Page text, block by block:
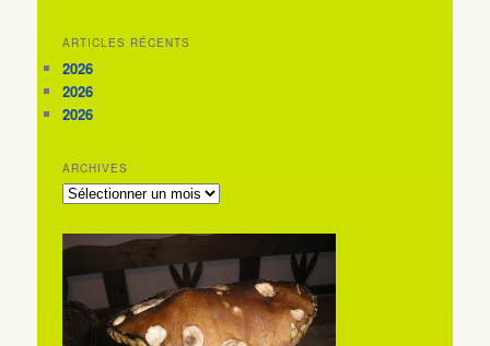
ARTICLES RÉCENTS
2026
2026
2026
ARCHIVES
ARCHIVES